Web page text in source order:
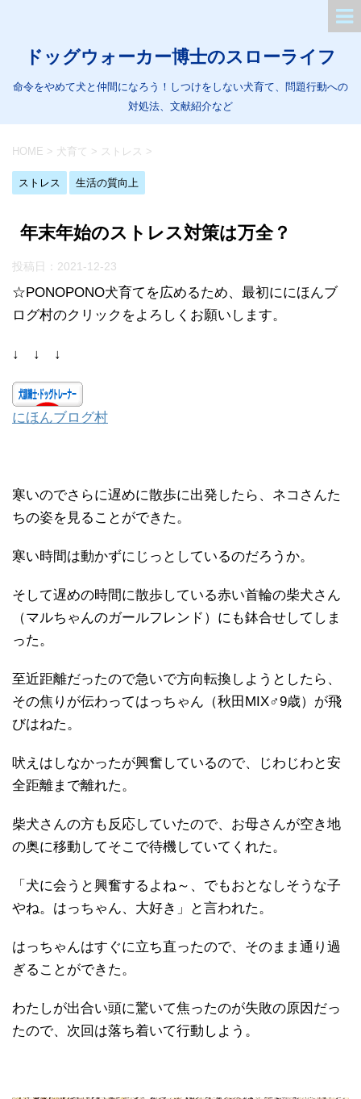
ドッグウォーカー博士のスローライフ
命令をやめて犬と仲間になろう！しつけをしない犬育て、問題行動への
対処法、文献紹介など
HOME > 犬育て > ストレス >
ストレス 生活の質向上
年末年始のストレス対策は万全？
投稿日： 2021-12-23
☆PONOPONO犬育てを広めるため、最初ににほんブ
ログ村のクリックをよろしくお願いします。
↓ ↓ ↓
にほんブログ村
寒いのでさらに遅めに散歩に出発したら、ネコさんた
ちの姿を見ることができた。
寒い時間は動かずにじっとしているのだろうか。
そして遅めの時間に散歩している赤い首輪の柴犬さん
（マルちゃんのガールフレンド）にも鉢合せしてしま
った。
至近距離だったので急いで方向転換しようとしたら、
その焦りが伝わってはっちゃん（秋田MIX♂9歳）が飛
びはねた。
吠えはしなかったが興奮しているので、じわじわと安
全距離まで離れた。
柴犬さんの方も反応していたので、お母さんが空き地
の奥に移動してそこで待機していてくれた。
「犬に会うと興奮するよね～、でもおとなしそうな子
やね。はっちゃん、大好き」と言われた。
はっちゃんはすぐに立ち直ったので、そのまま通り過
ぎることができた。
わたしが出合い頭に驚いて焦ったのが失敗の原因だっ
たので、次回は落ち着いて行動しよう。